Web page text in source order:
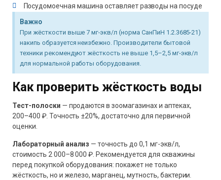
Посудомоечная машина оставляет разводы на посуде
Важно
При жёсткости выше 7 мг-экв/л (норма СанПиН 1.2.3685-21)
накипь образуется неизбежно. Производители бытовой
техники рекомендуют жёсткость не выше 1,5–2,5 мг-экв/л
для нормальной работы оборудования.
Как проверить жёсткость воды
Тест-полоски — продаются в зоомагазинах и аптеках,
200–400 ₽. Точность ±20%, достаточно для первичной
оценки.
Лабораторный анализ — точность до 0,1 мг-экв/л,
стоимость 2 000–8 000 ₽. Рекомендуется для скважины
перед покупкой оборудования: покажет не только
жёсткость, но и железо, марганец, мутность, бактерии.